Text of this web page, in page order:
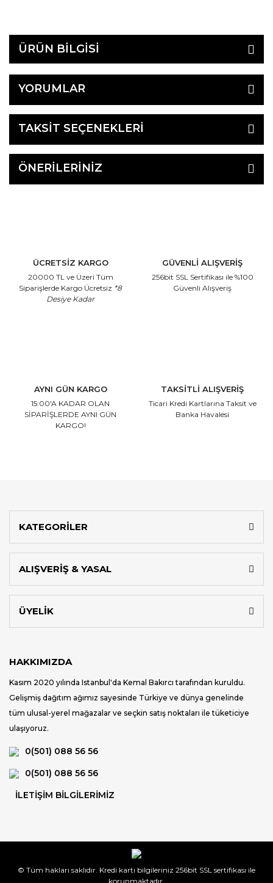
ÜRÜN BİLGİSİ
YORUMLAR
TAKSİT SEÇENEKLERİ
ÖNERİLERİNİZ
ÜCRETSİZ KARGO
20000 TL ve Üzeri Tüm
Siparişlerde Kargo Ücretsiz *8
Desiye Kadar
GÜVENLİ ALIŞVERİŞ
256bit SSL Sertifikası ile %100
Güvenli Alışveriş
AYNI GÜN KARGO
15:00'A KADAR OLAN
SİPARİŞLERDE AYNI GÜN
KARGO!
TAKSİTLİ ALIŞVERİŞ
Ticari Kredi Kartlarına Taksit ve
Banka Havalesi
KATEGORİLER
ALIŞVERİŞ & YASAL
ÜYELİK
HAKKIMIZDA
Kasım 2020 yılında Istanbul'da Kemal Bakırcı tarafından kuruldu.
Gelişmiş dağıtım ağımız sayesinde Türkiye ve dünya genelinde
tüm ulusal-yerel mağazalar ve seçkin satış noktaları ile tüketiciye
ulaşıyoruz.
0(501) 088 56 56
0(501) 088 56 56
İLETİŞİM BİLGİLERİMİZ
© Tüm hakları saklıdır. Kredi kartı bilgileriniz 256bit SSL sertifikası ile
korunmaktadır.